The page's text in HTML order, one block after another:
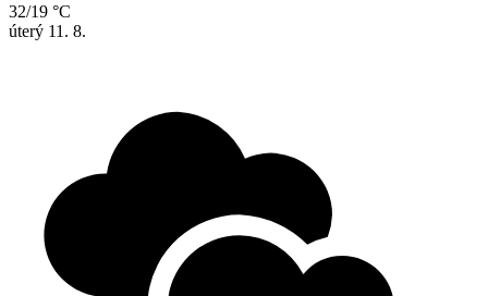
32/19 °C
úterý 11. 8.